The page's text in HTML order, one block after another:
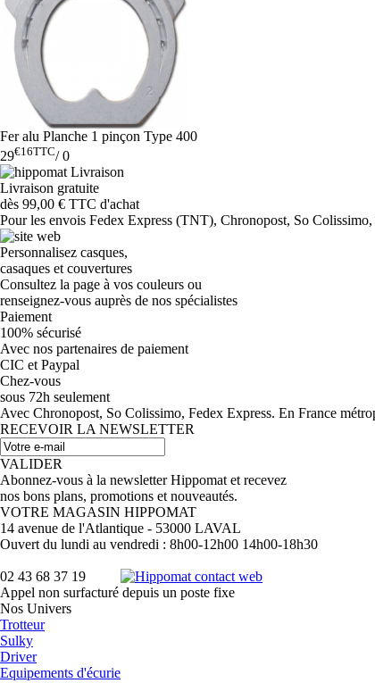
Fer alu Planche 1 pinçon Type 400
29€16TTC/0
Livraison gratuite
dès 99,00 € TTC d'achat
Pour les envois Fedex Express (TNT), Chronopost, So
Personnalisez casques,
casaques et couvertures
Consultez la page à vos couleurs ou
renseignez-vous auprès de nos spécialistes
Paiement
100% sécurisé
Avec nos partenaires de paiement
CIC et Paypal
Chez-vous
sous 72h seulement
Avec Chronopost, So Colissimo, Fedex Express. En France
RECEVOIR LA NEWSLETTER
VALIDER
Abonnez-vous à la newsletter Hippomat et recevez
nos bons plans, promotions et nouveautés.
VOTRE MAGASIN HIPPOMAT
14 avenue de l'Atlantique - 53000 LAVAL
Ouvert du lundi au vendredi : 8h00-12h00 14h00-18h30
02 43 68 37 19
Appel non surfacturé depuis un poste fixe
Nos Univers
Trotteur
Sulky
Driver
Equipements d'écurie